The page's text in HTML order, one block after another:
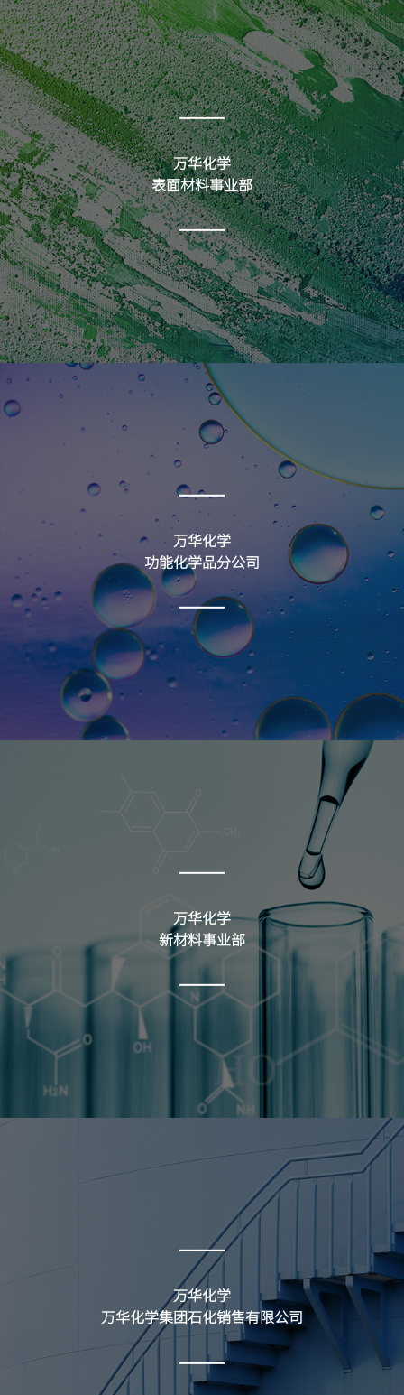
万华化学
表面材料事业部
万华化学
功能化学品分公司
万华化学
新材料事业部
万华化学
万华化学集团石化销售有限公司